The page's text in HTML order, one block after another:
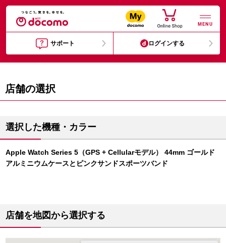
MENU
サポート ログインする
店舗の選択
選択した機種・カラー
Apple Watch Series 5（GPS + Cellularモデル） 44mm ゴールド
アルミニウムケースとピンクサンドスポーツバンド
店舗を地図から選択する